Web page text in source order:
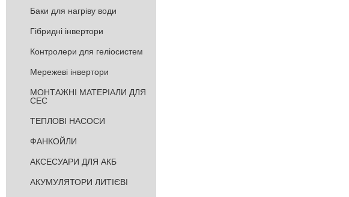
Баки для нагріву води
Гібридні інвертори
Контролери для геліосистем
Мережеві інвертори
МОНТАЖНІ МАТЕРІАЛИ ДЛЯ
СЕС
ТЕПЛОВІ НАСОСИ
ФАНКОЙЛИ
АКСЕСУАРИ ДЛЯ АКБ
АКУМУЛЯТОРИ ЛИТІЄВІ